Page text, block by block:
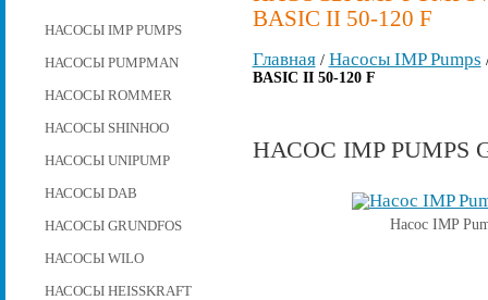
НАСОСЫ IMP PUMPS
НАСОСЫ PUMPMAN
НАСОСЫ ROMMER
НАСОСЫ SHINHOO
НАСОСЫ UNIPUMP
НАСОСЫ DAB
НАСОСЫ GRUNDFOS
НАСОСЫ WILO
НАСОСЫ HEISSKRAFT
BASIC II 50-120 F
Главная/ Насосы IMP Pumps
BASIC II 50-120 F
НАСОС IMP PUMPS
Насос IMP